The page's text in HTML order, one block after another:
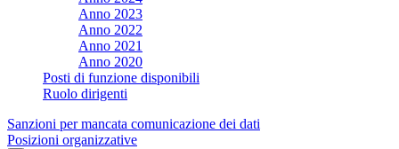
Anno 2023
Anno 2022
Anno 2021
Anno 2020
Posti di funzione disponibili
Ruolo dirigenti
Sanzioni per mancata comunicazione dei dati
Posizioni organizzative